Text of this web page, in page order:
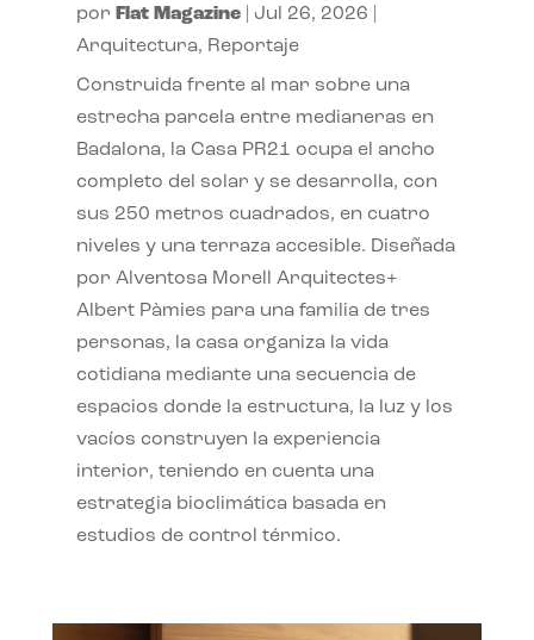
por Flat Magazine| Jul 26, 2026
Arquitectura, Reportaje
Construida frente al mar sobre una
estrecha parcela entre medianeras en
Badalona, la Casa PR21 ocupa el ancho
completo del solar y se desarrolla, con
sus 250 metros cuadrados, en cuatro
niveles y una terraza accesible. Diseñada
por Alventosa Morell Arquitectes+
Albert Pàmies para una familia de tres
personas, la casa organiza la vida
cotidiana mediante una secuencia de
espacios donde la estructura, la luz y los
vacíos construyen la experiencia
interior, teniendo en cuenta una
estrategia bioclimática basada en
estudios de control térmico.